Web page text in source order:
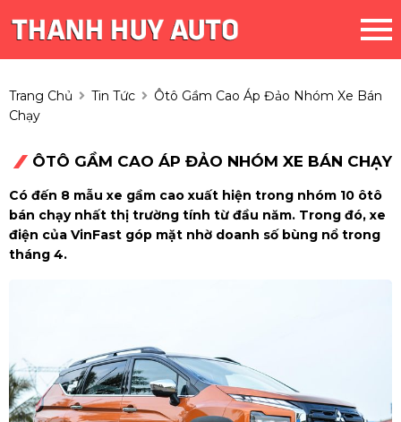
Trang Chủ Tin Tức
Ôtô Gầm Cao Áp Đảo Nhóm Xe Bán
Chạy
ÔTÔ GẦM CAO ÁP ĐẢO NHÓM XE BÁN CHẠY
Có đến 8 mẫu xe gầm cao xuất hiện trong nhóm 10 ôtô
bán chạy nhất thị trường tính từ đầu năm. Trong đó, xe
điện của VinFast góp mặt nhờ doanh số bùng nổ trong
tháng 4.